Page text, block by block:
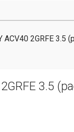
2GRFE 3.5
3.5